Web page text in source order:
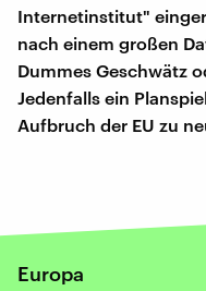
Internetinstitut"
nach einem großen
Dummes Geschwätz
Jedenfalls ein
Aufbruch der EU zu
Europa